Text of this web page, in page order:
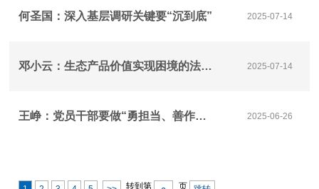
何圣国：深入基层调研关键要“沉到底” 2025-07-14
邓小云：生态产品价值实现困境的法治纾解 2025-07-14
王峥：党员干部要做“勇担当、善作为”的践行者 2025-06-26
转到第 页